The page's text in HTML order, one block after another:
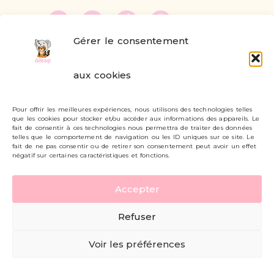
Gérer le consentement
aux cookies
Pour offrir les meilleures expériences, nous utilisons des technologies telles
que les cookies pour stocker et/ou accéder aux informations des appareils. Le
fait de consentir à ces technologies nous permettra de traiter des données
telles que le comportement de navigation ou les ID uniques sur ce site. Le
fait de ne pas consentir ou de retirer son consentement peut avoir un effet
négatif sur certaines caractéristiques et fonctions.
Accepter
Refuser
Voir les préférences
Livraisons et retours
Mon compte
Carte cadeau
Politique de confidentialité
Mentions légales - CGV